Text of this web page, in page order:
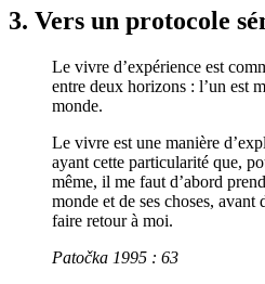
3. Vers un protocole
Le vivre d’expérience est
entre deux horizons : l’un est
monde.
Le vivre est une manière
ayant cette particularité que,
même, il me faut d’abord
monde et de ses choses, avant
faire retour à moi.
Patočka 1995 : 63